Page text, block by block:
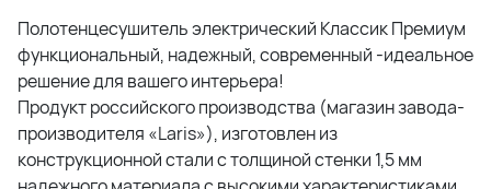
Полотенцесушитель электрический Классик Премиум
функциональный, надежный, современный -идеальное
решение для вашего интерьера!
Продукт российского производства (магазин завода-
производителя «Laris»), изготовлен из
конструкционной стали с толщиной стенки 1,5 мм